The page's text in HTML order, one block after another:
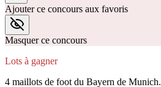
Ajouter ce concours aux favoris
Masquer ce concours
Lots à gagner
4 maillots de foot du Bayern de Munich.